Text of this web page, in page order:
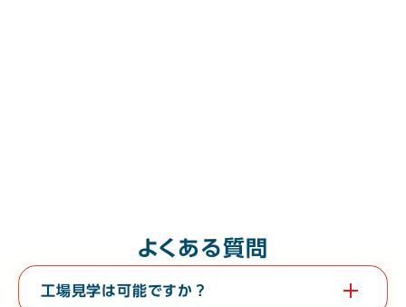
よくある質問
工場見学は可能ですか？